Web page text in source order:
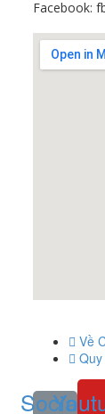
Facebook:
Về
Social-